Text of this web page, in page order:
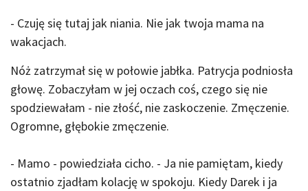
- Czuję się tutaj jak niania. Nie jak twoja mama na
wakacjach.
Nóż zatrzymał się w połowie jabłka. Patrycja podniosła
głowę. Zobaczyłam w jej oczach coś, czego się nie
spodziewałam - nie złość, nie zaskoczenie. Zmęczenie.
Ogromne, głębokie zmęczenie.
- Mamo - powiedziała cicho. - Ja nie pamiętam, kiedy
ostatnio zjadłam kolację w spokoju. Kiedy Darek i ja